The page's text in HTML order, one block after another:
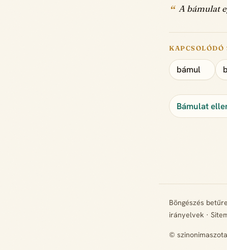
A bámulat
KAPCSOLÓDÓ
bámul
Bámulat
Böngészés
irányelvek ·
©